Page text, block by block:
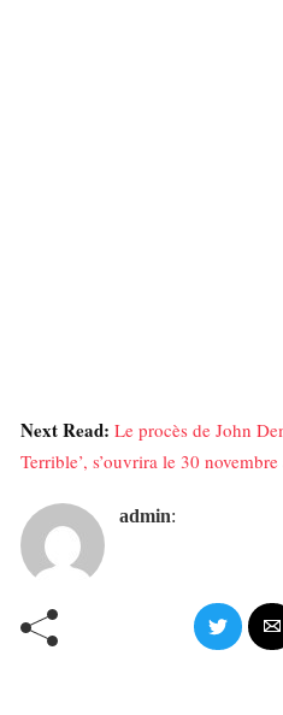
Next Read: Le procès de John
Terrible’, s’ouvrira le 30
admin: